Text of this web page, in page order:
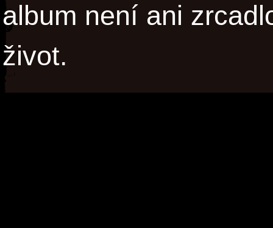
album není ani
život.